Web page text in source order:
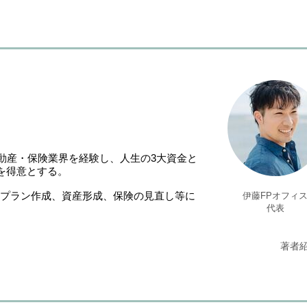
・保険業界を経験し、人生の3大資金と
意とする。
ラン作成、資産形成、保険の見直し等に
伊藤FPオフィス
代表
著者